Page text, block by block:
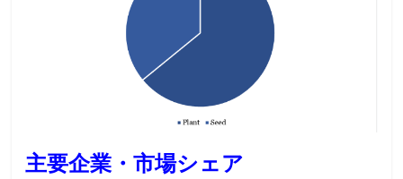
主要企業・市場シェア